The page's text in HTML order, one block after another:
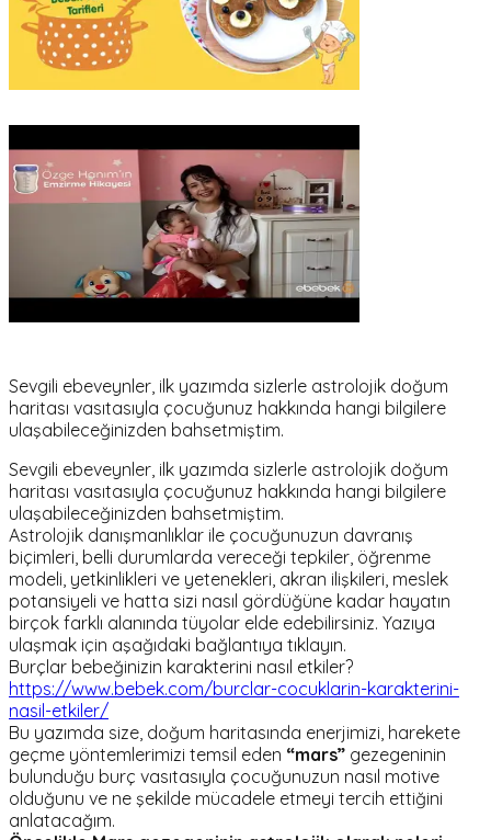
Sevgili ebeveynler, ilk yazımda sizlerle astrolojik doğum
haritası vasıtasıyla çocuğunuz hakkında hangi bilgilere
ulaşabileceğinizden bahsetmiştim.
Sevgili ebeveynler, ilk yazımda sizlerle astrolojik doğum
haritası vasıtasıyla çocuğunuz hakkında hangi bilgilere
ulaşabileceğinizden bahsetmiştim.
Astrolojik danışmanlıklar ile çocuğunuzun davranış
biçimleri, belli durumlarda vereceği tepkiler, öğrenme
modeli, yetkinlikleri ve yetenekleri, akran ilişkileri, meslek
potansiyeli ve hatta sizi nasıl gördüğüne kadar hayatın
birçok farklı alanında tüyolar elde edebilirsiniz. Yazıya
ulaşmak için aşağıdaki bağlantıya tıklayın.
Burçlar bebeğinizin karakterini nasıl etkiler?
https://www.bebek.com/burclar-cocuklarin-karakterini-
nasil-etkiler/
Bu yazımda size, doğum haritasında enerjimizi, harekete
geçme yöntemlerimizi temsil eden “mars” gezegeninin
bulunduğu burç vasıtasıyla çocuğunuzun nasıl motive
olduğunu ve ne şekilde mücadele etmeyi tercih ettiğini
anlatacağım.